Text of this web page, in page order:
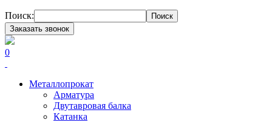
Поиск:
Поиск
Заказать звонок
0
Металлопрокат
Арматура
Двутавровая балка
Катанка